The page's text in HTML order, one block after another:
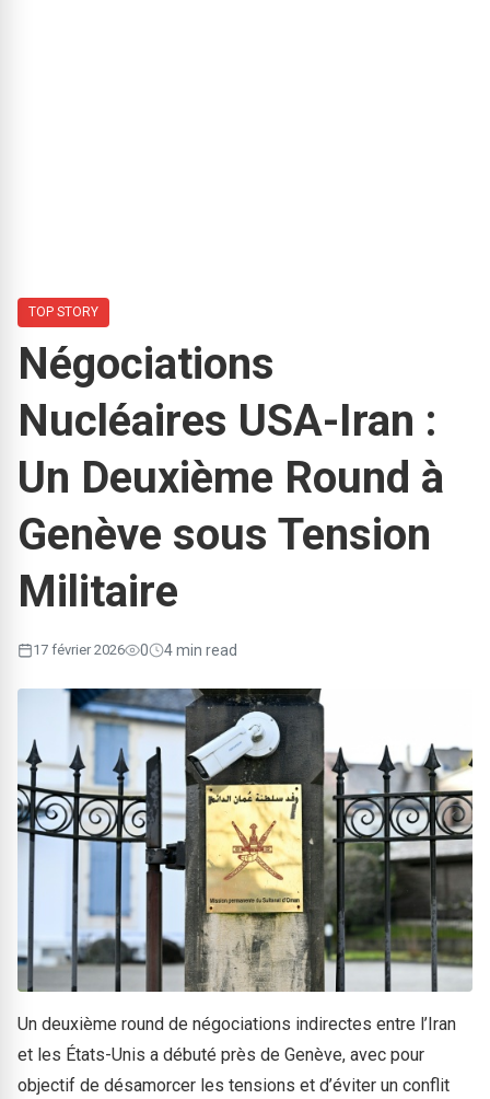
TOP STORY
Négociations
Nucléaires USA-Iran :
Un Deuxième Round à
Genève sous Tension
Militaire
17 février 2026 0 4 min read
Un deuxième round de négociations indirectes entre l’Iran
et les États-Unis a débuté près de Genève, avec pour
objectif de désamorcer les tensions et d’éviter un conflit